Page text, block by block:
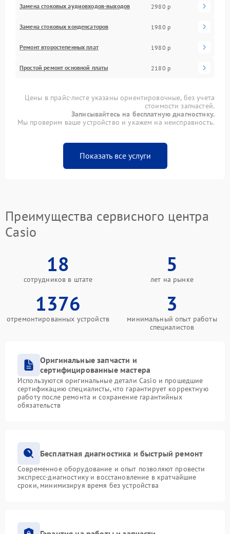
Замена стоковых аудиовходов-выходов 2980 р
Замена стоковых конденсаторов 1980 р
Ремонт второстепенных плат 1980 р
Простой ремонт основной платы 2180 р
Цены в прайс-листе указаны ориентировочные, без учета
стоимости запчастей.
Записывайтесь на бесплатную диагностику.
Мы проверим ваше устройство и укажем на неисправность.
Показать все услуги
Преимущества сервисного центра
Casio
18
сотрудников в штате
5
лет на рынке
1376
отремонтированных устройств
3
минимальный опыт работы
специалистов
Оригинальные запчасти и
сертифицированные мастера
Используются оригинальные детали Casio и прошедшие
сертификацию специалисты, что гарантирует корректную
работу после ремонта и сохранение гарантийных
обязательств
Бесплатная диагностика и быстрый ремонт
Современное оборудование и опыт позволяют провести
экспресс-диагностику и восстановление в кратчайшие
сроки, минимизируя время без устройства